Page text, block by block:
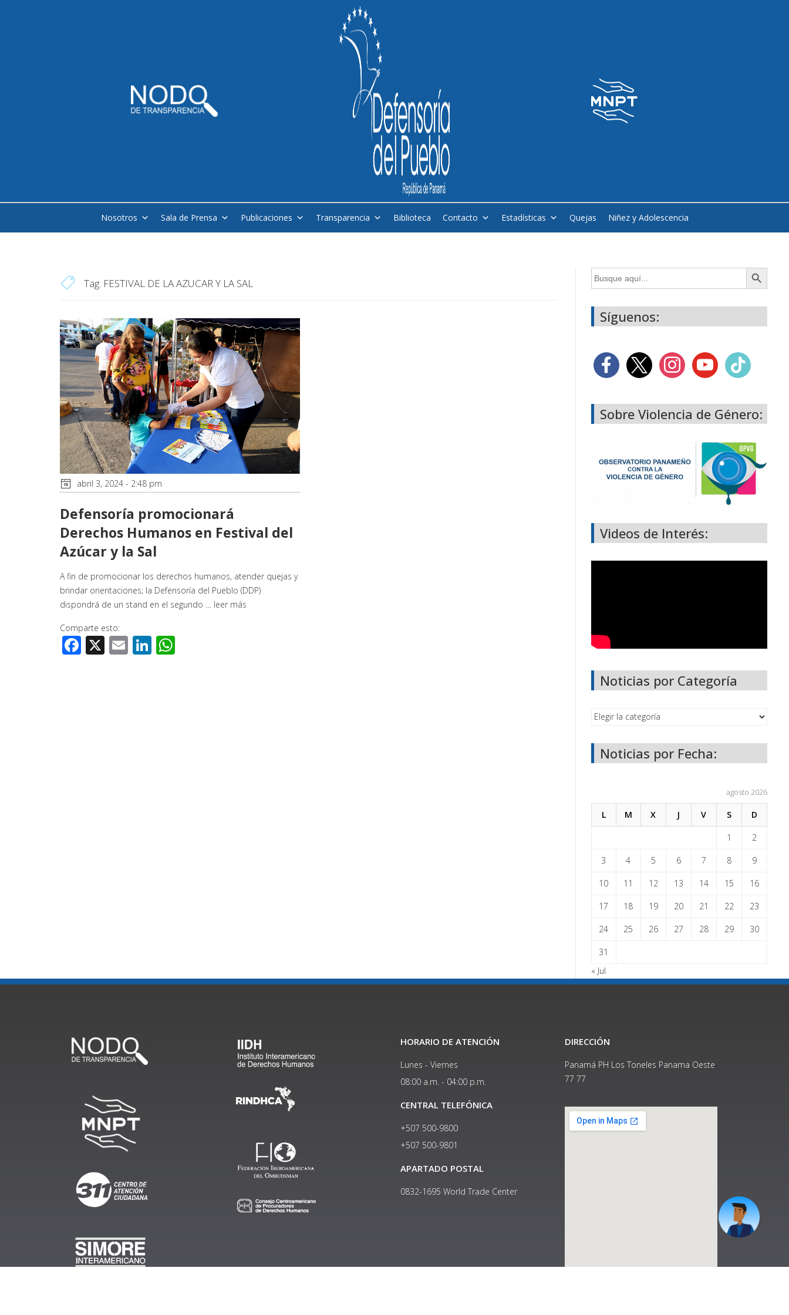
Nosotros Sala de Prensa Publicaciones Transparencia Biblioteca Contacto Estadísticas Quejas Niñez y Adolescencia
Tag: FESTIVAL DE LA AZUCAR Y LA SAL
abril 3, 2024 - 2:48 pm
Defensoría promocionará
Derechos Humanos en Festival del
Azúcar y la Sal
A fin de promocionar los derechos humanos, atender quejas y
brindar orientaciones; la Defensoría del Pueblo (DDP)
dispondrá de un stand en el segundo … leer más
Comparte esto:
Facebook
X EmailLinkedIn
Buscar: Botón de búsqueda
Síguenos:
Sobre Violencia de Género:
Videos de Interés:
Noticias por Categoría
Noticias por Fecha:
agosto 2026
L M X J V S D
1 2
3 4 5 6 7 8 9
10 11 12 13 14 15 16
17 18 19 20 21 22 23
24 25 26 27 28 29 30
31
« Jul
HORARIO DE ATENCIÓN
Lunes - Viernes
08:00 a.m. - 04:00 p.m.
CENTRAL TELEFÓNICA
+507 500-9800
+507 500-9801​
APARTADO POSTAL
0832-1695 World Trade Center
DIRECCIÓN
Panamá PH Los Toneles Panama Oeste
77 77